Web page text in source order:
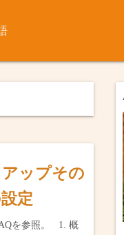
歴
ナム国内のメコン川に
年8月ベトナム・台湾（
年2月メコンデルタ
年秋ベトナム・ラオス
年冬のバイク旅：カ
年テトのバイク旅：
年秋のビザラン旅：ホ
年5月北部放浪（完）
語ベトナム語
ップその
定
を参照。 1. 概